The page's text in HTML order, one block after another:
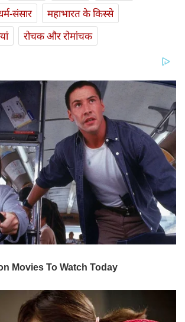
संसार
महाभारत के किस्से
रोचक और रोमांचक